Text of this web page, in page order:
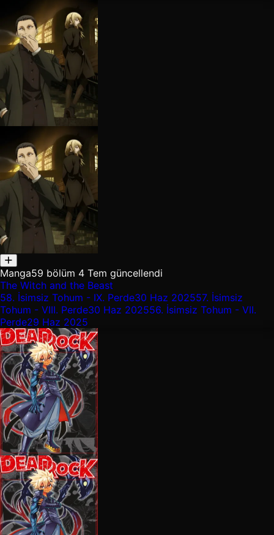
Manga59 bölüm 4 Tem güncellendi
The Witch and the Beast
58. İsimsiz Tohum - IX. Perde30 Haz 202557. İsimsiz
Tohum - VIII. Perde30 Haz 202556. İsimsiz Tohum - VII.
Perde29 Haz 2025